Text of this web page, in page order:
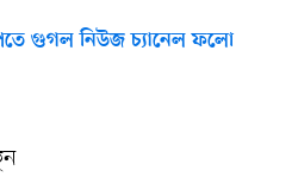
গুগল নিউজ চ্যানেল ফলো